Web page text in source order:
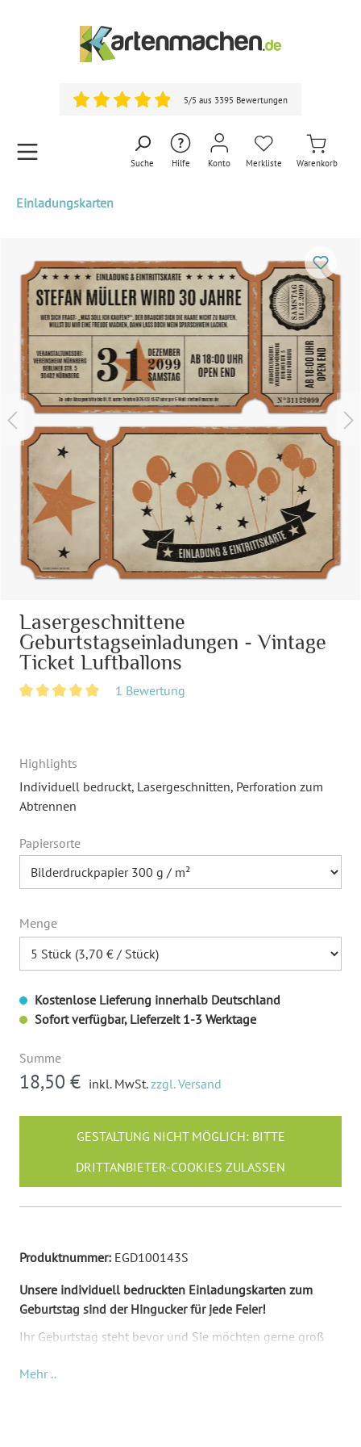
5/5 aus 3395 Bewertungen
Suche Hilfe Konto Merkliste Warenkorb
Einladungskarten
Lasergeschnittene
Geburtstagseinladungen - Vintage
Ticket Luftballons
1 Bewertung
Highlights
Individuell bedruckt, Lasergeschnitten, Perforation zum
Abtrennen
Papiersorte
Menge
Kostenlose Lieferung innerhalb Deutschland
Sofort verfügbar, Lieferzeit 1-3 Werktage
Summe
18,50 € inkl. MwSt.zzgl. Versand
GESTALTUNG NICHT MÖGLICH: BITTE
DRITTANBIETER-COOKIES ZULASSEN
Produktnummer: EGD100143S
Unsere individuell bedruckten Einladungskarten zum
Geburtstag sind der Hingucker für jede Feier!
Ihr Geburtstag steht bevor und Sie möchten gerne groß
Einladungskarten! Kein Sorge, wir sind Ihnen einen Schritt
Mehr ..